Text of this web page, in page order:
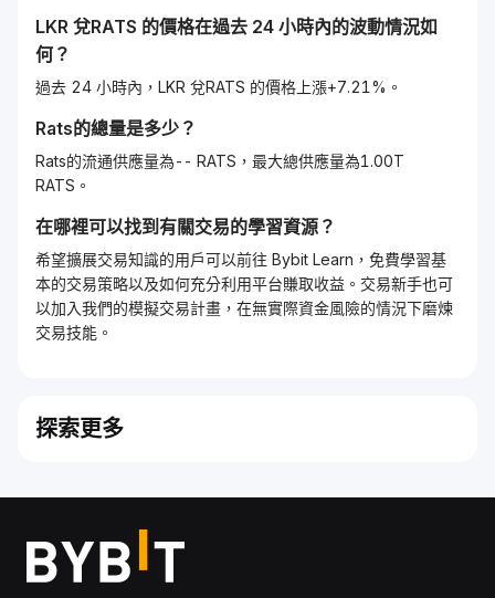
LKR 兌RATS 的價格在過去 24 小時內的波動情況如
何？
過去 24 小時內，LKR 兌RATS 的價格上漲+7.21%。
Rats的總量是多少？
Rats的流通供應量為-- RATS，最大總供應量為1.00T
RATS。
在哪裡可以找到有關交易的學習資源？
希望擴展交易知識的用戶可以前往 Bybit Learn，免費學習基
本的交易策略以及如何充分利用平台賺取收益。交易新手也可
以加入我們的模擬交易計畫，在無實際資金風險的情況下磨煉
交易技能。
探索更多